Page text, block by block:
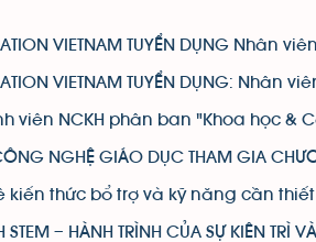
VIETNAM TUYỂN DỤNG
VIETNAM TUYỂN DỤNG:
viên NCKH phân ban "Khoa học &
NGHỆ GIÁO DỤC THAM GIA
kiến thức bổ trợ và kỹ năng cần
– HÀNH TRÌNH CỦA SỰ KIÊN TRÌ